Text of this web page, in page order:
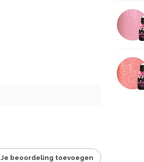
Je beoordeling toevoegen